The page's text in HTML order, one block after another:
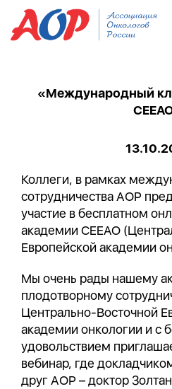
«Международный
Коллеги, в рамках
сотрудничества АОР
участие в бесплатном
академии CEEAO
Европейской академии
Мы очень рады нашему
плодотворному
Центрально-Восточной
академии онкологии и с
удовольствием
вебинар, где
друг АОР – доктор